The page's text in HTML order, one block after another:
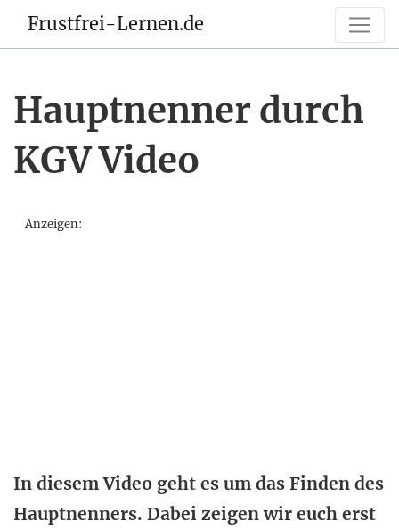
Frustfrei-Lernen.de
Hauptnenner durch
KGV Video
Anzeigen:
In diesem Video geht es um das Finden des
Hauptnenners. Dabei zeigen wir euch erst